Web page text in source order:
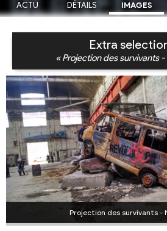
ACTU DÉTAILS IMAGES
Extra
« Projection des survivants
Projection des survivants -